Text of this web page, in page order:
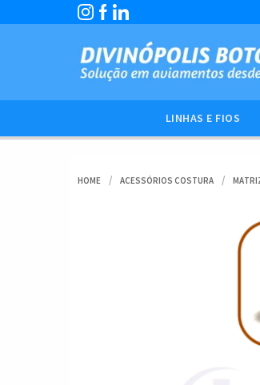
LINHAS E FIOS
HOME ACESSÓRIOS COSTURA